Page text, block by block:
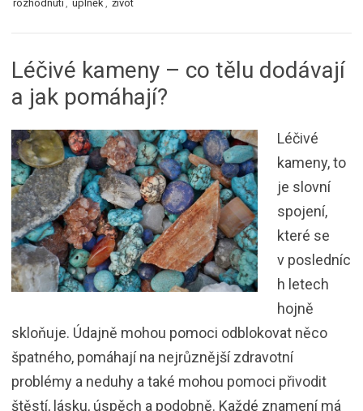
rozhodnutí
úplněk život
Léčivé kameny – co tělu dodávají
a jak pomáhají?
Léčivé
kameny, to
je slovní
spojení,
které se
v posledníc
h letech
hojně
skloňuje. Údajně mohou pomoci odblokovat něco
špatného, pomáhají na nejrůznější zdravotní
problémy a neduhy a také mohou pomoci přivodit
štěstí, lásku, úspěch a podobně. Každé znamení má